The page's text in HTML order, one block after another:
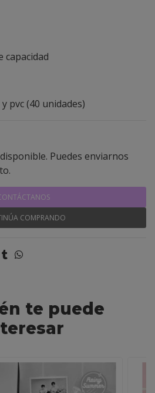
capacidad
pvc (40 unidades)
Puedes enviarnos
COMPRANDO
te puede